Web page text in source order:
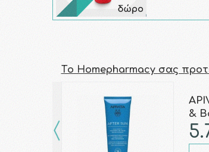
Τo Homepharmacy σας
&